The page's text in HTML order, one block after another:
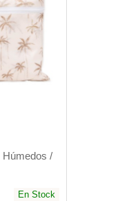
Húmedos /
En Stock